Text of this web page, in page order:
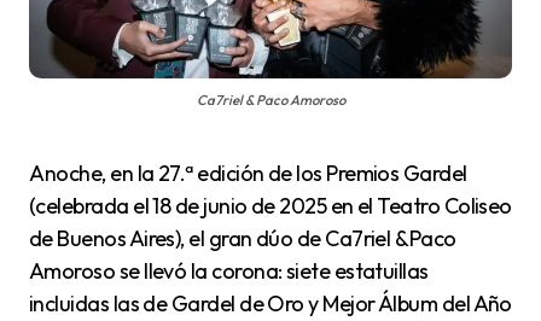
Ca7riel & Paco Amoroso
Anoche, en la 27.ª edición de los Premios Gardel
(celebrada el 18 de junio de 2025 en el Teatro Coliseo
de Buenos Aires), el gran dúo de Ca7riel & Paco
Amoroso se llevó la corona: siete estatuillas
incluidas las de Gardel de Oro y Mejor Álbum del Año